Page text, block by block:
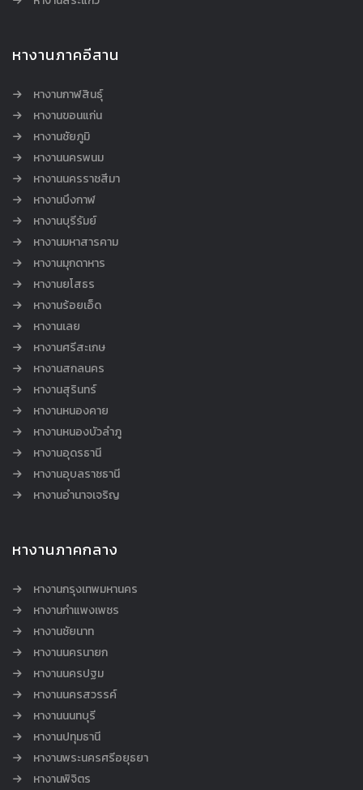
หางานภาคอีสาน
หางานกาฬสินธุ์
หางานขอนแก่น
หางานชัยภูมิ
หางานนครพนม
หางานนครราชสีมา
หางานบึงกาฬ
หางานบุรีรัมย์
หางานมหาสารคาม
หางานมุกดาหาร
หางานยโสธร
หางานร้อยเอ็ด
หางานเลย
หางานศรีสะเกษ
หางานสกลนคร
หางานสุรินทร์
หางานหนองคาย
หางานหนองบัวลำภู
หางานอุดรธานี
หางานอุบลราชธานี
หางานอำนาจเจริญ
หางานภาคกลาง
หางานกรุงเทพมหานคร
หางานกำแพงเพชร
หางานชัยนาท
หางานนครนายก
หางานนครปฐม
หางานนครสวรรค์
หางานนนทบุรี
หางานปทุมธานี
หางานพระนครศรีอยุธยา
หางานพิจิตร